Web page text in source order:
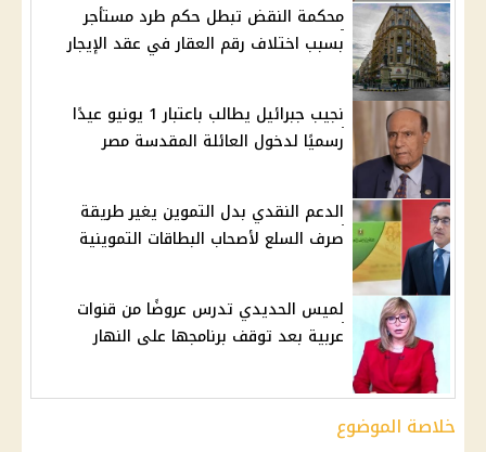
محكمة النقض تبطل حكم طرد مستأجر
بسبب اختلاف رقم العقار في عقد الإيجار
نجيب جبرائيل يطالب باعتبار 1 يونيو عيدًا
رسميًا لدخول العائلة المقدسة مصر
الدعم النقدي بدل التموين يغير طريقة
صرف السلع لأصحاب البطاقات التموينية
لميس الحديدي تدرس عروضًا من قنوات
عربية بعد توقف برنامجها على النهار
خلاصة الموضوع